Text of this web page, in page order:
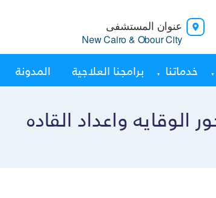
عنوان المستشفى
New Cairo & Obour City
خدماتنا برامجنا العلاجية المدونة
الوقايه واعداد القاده